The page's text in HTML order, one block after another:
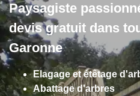
Paysagiste
devis gratuit dans
Garonne
Elagage et étêtage
Abattage d'arbres